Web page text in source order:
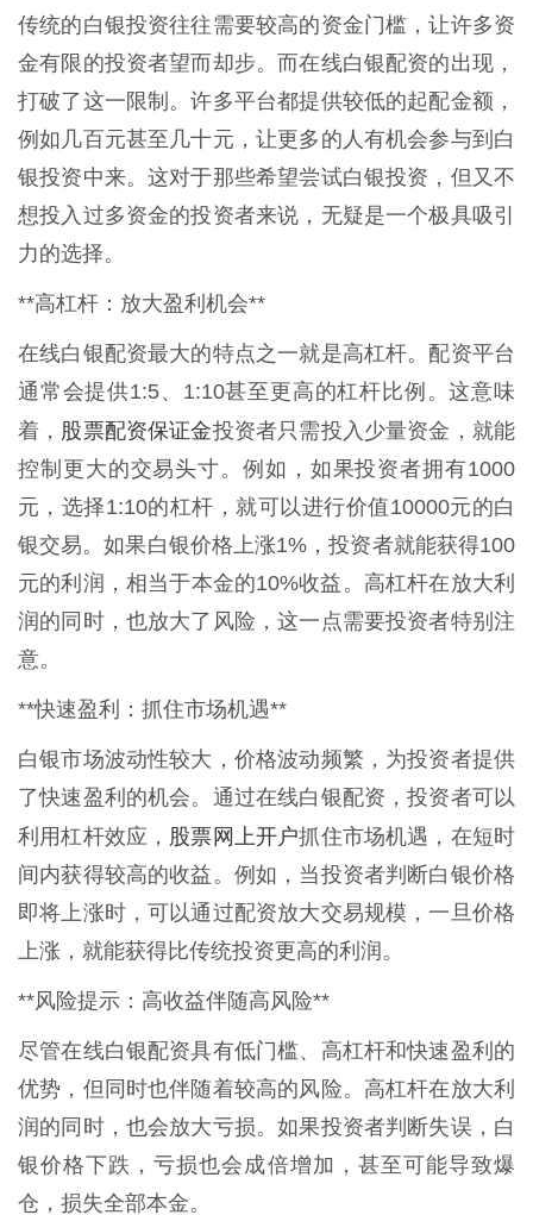
传统的白银投资往往需要较高的资金门槛，让许多资
金有限的投资者望而却步。而在线白银配资的出现，
打破了这一限制。许多平台都提供较低的起配金额，
例如几百元甚至几十元，让更多的人有机会参与到白
银投资中来。这对于那些希望尝试白银投资，但又不
想投入过多资金的投资者来说，无疑是一个极具吸引
力的选择。
**高杠杆：放大盈利机会**
在线白银配资最大的特点之一就是高杠杆。配资平台
通常会提供1:5、1:10甚至更高的杠杆比例。这意味
着， 股票配资保证金投资者只需投入少量资金，就能
控制更大的交易头寸。例如，如果投资者拥有1000
元，选择1:10的杠杆，就可以进行价值10000元的白
银交易。如果白银价格上涨1%，投资者就能获得100
元的利润，相当于本金的10%收益。高杠杆在放大利
润的同时，也放大了风险，这一点需要投资者特别注
意。
**快速盈利：抓住市场机遇**
白银市场波动性较大，价格波动频繁，为投资者提供
了快速盈利的机会。通过在线白银配资，投资者可以
利用杠杆效应， 股票网上开户抓住市场机遇，在短时
间内获得较高的收益。例如，当投资者判断白银价格
即将上涨时，可以通过配资放大交易规模，一旦价格
上涨，就能获得比传统投资更高的利润。
**风险提示：高收益伴随高风险**
尽管在线白银配资具有低门槛、高杠杆和快速盈利的
优势，但同时也伴随着较高的风险。高杠杆在放大利
润的同时，也会放大亏损。如果投资者判断失误，白
银价格下跌，亏损也会成倍增加，甚至可能导致爆
仓，损失全部本金。